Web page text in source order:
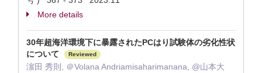
More details
30年超海洋環境下に暴露されたPCはり試験体の劣化性状
について
Reviewed
濵田 秀則, ＠Volana Andriamisaharimanana, @山本大